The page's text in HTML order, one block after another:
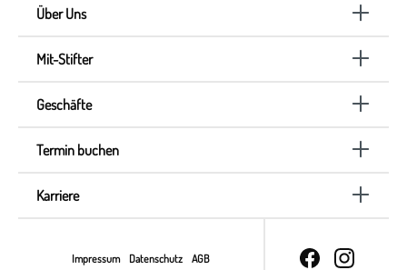
Über Uns
Mit-Stifter
Geschäfte
Termin buchen
Karriere
Impressum Datenschutz AGB